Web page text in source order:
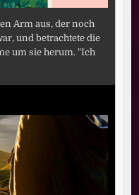
Arm aus, der noch
und betrachtete die
um sie herum. "Ich